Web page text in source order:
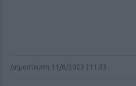
Δημοσίευση 11/6/2023 | 11:33